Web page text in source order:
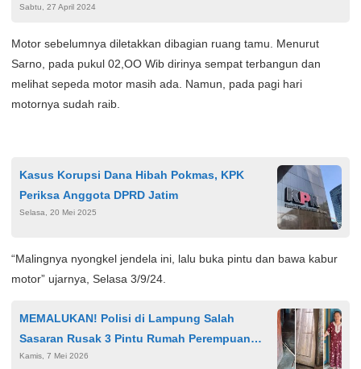
Sabtu, 27 April 2024
Motor sebelumnya diletakkan dibagian ruang tamu. Menurut
Sarno, pada pukul 02,OO Wib dirinya sempat terbangun dan
melihat sepeda motor masih ada. Namun, pada pagi hari
motornya sudah raib.
Kasus Korupsi Dana Hibah Pokmas, KPK
Periksa Anggota DPRD Jatim
Selasa, 20 Mei 2025
“Malingnya nyongkel jendela ini, lalu buka pintu dan bawa kabur
motor” ujarnya, Selasa 3/9/24.
MEMALUKAN! Polisi di Lampung Salah
Sasaran Rusak 3 Pintu Rumah Perempuan
Lansia
Kamis, 7 Mei 2026